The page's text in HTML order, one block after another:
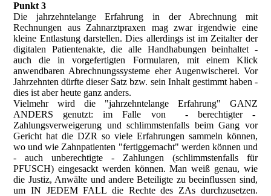
Punkt 3
Die jahrzehntelange Erfahrung in der Abrechnung mit
Rechnungen aus Zahnarztpraxen mag zwar irgendwie eine
kleine Entlastung darstellen. Dies allerdings ist im Zeitalter der
digitalen Patientenakte, die alle Handhabungen beinhaltet -
auch die in vorgefertigten Formularen, mit einem Klick
anwendbaren Abrechnungssysteme eher Augenwischerei. Vor
Jahrzehnten dürfte dieser Satz bzw. sein Inhalt gestimmt haben -
dies ist aber heute ganz anders.
Vielmehr wird die "jahrzehntelange Erfahrung" GANZ
ANDERS genutzt: im Falle von - berechtigter -
Zahlungsverweigerung und schlimmstenfalls beim Gang vor
Gericht hat die DZR so viele Erfahrungen sammeln können,
wo und wie Zahnpatienten "fertiggemacht" werden können und
- auch unberechtigte - Zahlungen (schlimmstenfalls für
PFUSCH) eingesackt werden können. Man weiß genau, wie
die Justiz, Anwälte und andere Beteiligte zu beeinflussen sind,
um IN JEDEM FALL die Rechte des ZAs durchzusetzen.